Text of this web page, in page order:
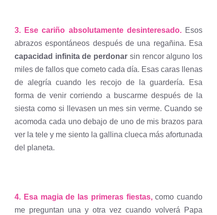
3. Ese cariño absolutamente desinteresado. Esos
abrazos espontáneos después de una regañina. Esa
capacidad infinita de perdonar sin rencor alguno los
miles de fallos que cometo cada día. Esas caras llenas
de alegría cuando les recojo de la guardería. Esa
forma de venir corriendo a buscarme después de la
siesta como si llevasen un mes sin verme. Cuando se
acomoda cada uno debajo de uno de mis brazos para
ver la tele y me siento la gallina clueca más afortunada
del planeta.
4. Esa magia de las primeras fiestas,como cuando
me preguntan una y otra vez cuando volverá Papa